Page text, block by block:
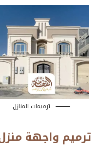
ترميمات المنازل
ترميم واجهة